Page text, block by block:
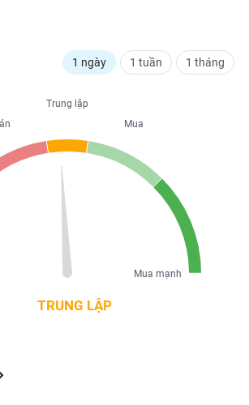
1 ngày 1 tuần 1 tháng
TRUNG LẬP
Trung lập
Mua
Mua mạnh